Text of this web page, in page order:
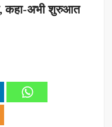
का पौधे
संपत्ति नीलामी नोटिस
कहा-अभी शुरुआत